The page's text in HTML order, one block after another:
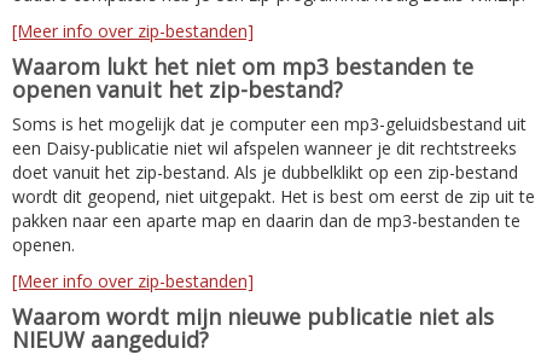
[Meer info over zip-bestanden]
Waarom lukt het niet om mp3 bestanden te
openen vanuit het zip-bestand?
Soms is het mogelijk dat je computer een mp3-geluidsbestand uit
een Daisy-publicatie niet wil afspelen wanneer je dit rechtstreeks
doet vanuit het zip-bestand. Als je dubbelklikt op een zip-bestand
wordt dit geopend, niet uitgepakt. Het is best om eerst de zip uit te
pakken naar een aparte map en daarin dan de mp3-bestanden te
openen.
[Meer info over zip-bestanden]
Waarom wordt mijn nieuwe publicatie niet als
NIEUW aangeduid?